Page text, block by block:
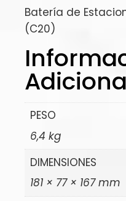
Batería de
(C20)
PESO
6,4 kg
DIMENSIONES
181 × 77 × 167 mm